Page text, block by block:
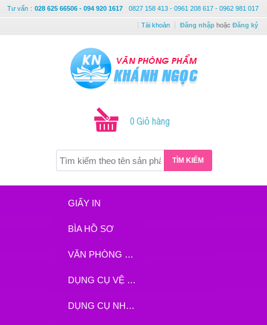
Tư vấn : 028 625 66506 - 094 920 1617 0827 158 413 - 0961 208 617 - 0962 981 017
Tài khoản Đăng nhập hoặc Đăng ký
0 Giỏ hàng
TÌM KIẾM
GIẤY IN
BÌA HỒ SƠ
VĂN PHÒNG PHẨM
DỤNG CỤ VỆ SINH
DỤNG CỤ NHÀ BẾP